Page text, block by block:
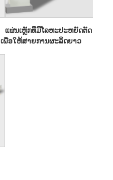
ແຜ່ນເຫຼັກທີ່ມີໂລຫະປະຫຍັດຕັດ
ເພື່ອໃຫ້ສາຍການຜະລິດຍາວ